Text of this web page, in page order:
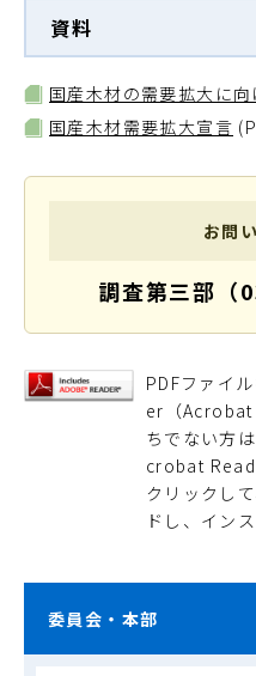
資料
国産木材の需要拡大に
国産木材需要拡大宣言
お問
調査第三部（
PDFファイ
er（Acrobat
ちでない方
crobat
クリックし
ドし、イン
委員会・本部